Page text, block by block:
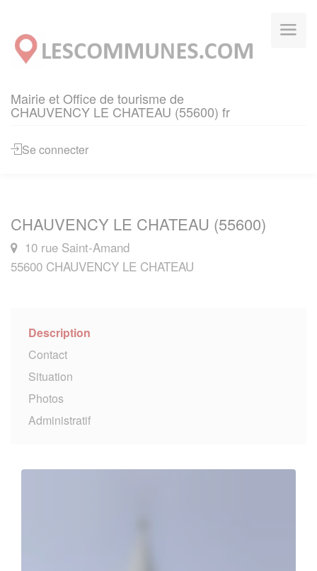
Mairie et Office de tourisme de
CHAUVENCY LE CHATEAU (55600) fr
Se connecter
CHAUVENCY LE CHATEAU (55600)
10 rue Saint-Amand
55600 CHAUVENCY LE CHATEAU
Description
Contact
Situation
Photos
Administratif